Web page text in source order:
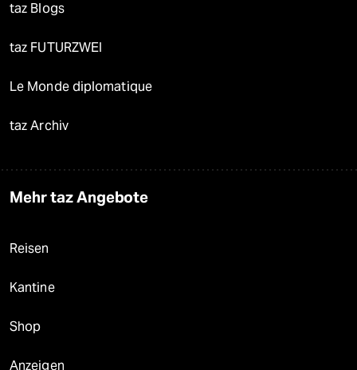
taz Blogs
taz FUTURZWEI
Le Monde diplomatique
taz Archiv
Mehr taz Angebote
Reisen
Kantine
Shop
Anzeigen